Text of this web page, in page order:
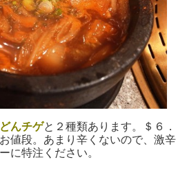
んチゲと２種類あります。＄６．
値段。あまり辛くないので、激辛
に特注ください。